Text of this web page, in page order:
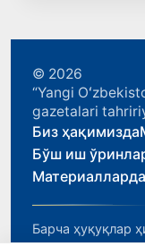
© 2026
“Yangi
gazetalari
Биз ҳақимизда
Бўш иш
Барча ҳуқуқлар